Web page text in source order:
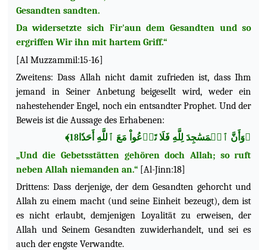
Gesandten sandten.
Da widersetzte sich Fir'aun dem Gesandten und so
ergriffen Wir ihn mit hartem Griff.“
[Al Muzzammil:15-16]
Zweitens: Dass Allah nicht damit zufrieden ist, dass Ihm
jemand in Seiner Anbetung beigesellt wird, weder ein
nahestehender Engel, noch ein entsandter Prophet. Und der
Beweis ist die Aussage des Erhabenen:
﴿وَأَنَّ ٱلۡمَسَٰجِدَ لِلَّهِ فَلَا تَدۡعُواْ مَعَ ٱللَّهِ أَحَدٗا18﴾
„Und die Gebetsstätten gehören doch Allah; so ruft
neben Allah niemanden an.“[Al-Jinn:18]
Drittens: Dass derjenige, der dem Gesandten gehorcht und
Allah zu einem macht (und seine Einheit bezeugt), dem ist
es nicht erlaubt, demjenigen Loyalität zu erweisen, der
Allah und Seinem Gesandten zuwiderhandelt, und sei es
auch der engste Verwandte.